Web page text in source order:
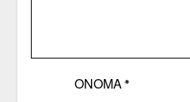
ΌΝΟΜΑ*